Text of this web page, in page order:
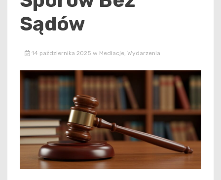
Sądów
14 października 2025 w Mediacje, Wydarzenia